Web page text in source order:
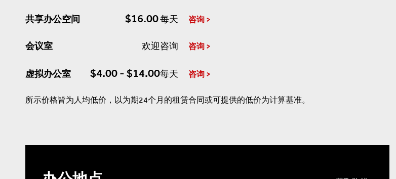
共享办公空间 $16.00每天 咨询
会议室 欢迎咨询 咨询
虚拟办公室 $4.00 - $14.00每天 咨询
所示价格皆为人均低价，以为期24个月的租赁合同或可提供的低价为计算基准。